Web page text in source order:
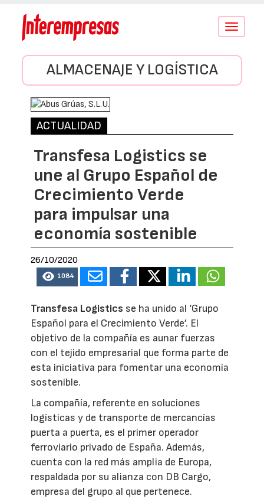
Conmutar
ALMACENAJE Y LOGÍSTICA
ACTUALIDAD
Transfesa Logistics se
une al Grupo Español de
Crecimiento Verde
para impulsar una
economía sostenible
26/10/2020
1084
Transfesa Logistics se ha unido al ‘Grupo
Español para el Crecimiento Verde’. El
objetivo de la compañía es aunar fuerzas
con el tejido empresarial que forma parte de
esta iniciativa para fomentar una economía
sostenible.
La compañía, referente en soluciones
logísticas y de transporte de mercancías
puerta a puerta, es el primer operador
ferroviario privado de España. Además,
cuenta con la red más amplia de Europa,
respaldada por su alianza con DB Cargo,
empresa del grupo al que pertenece.